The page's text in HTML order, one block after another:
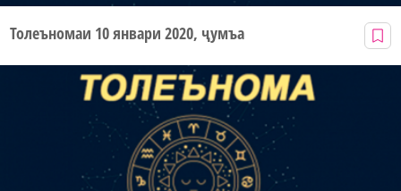
Толеъномаи 10 январи 2020, ҷумъа